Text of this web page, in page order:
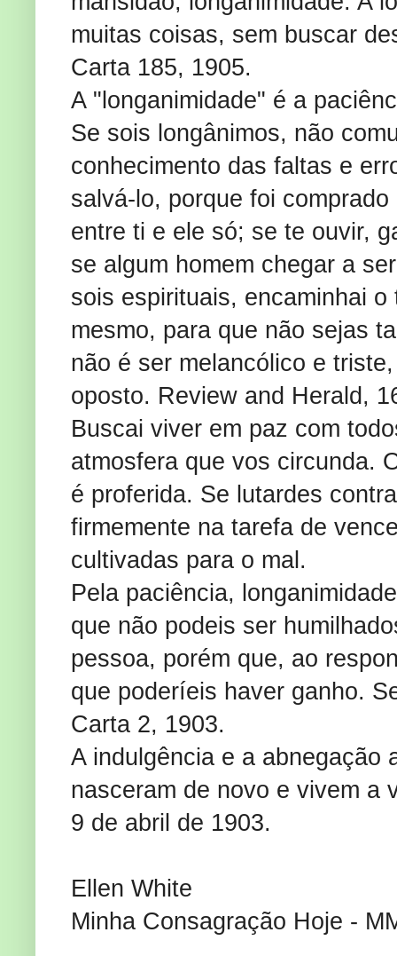
muitas coisas, sem buscar
Carta 185, 1905.
A "longanimidade" é a
Se sois longânimos, não
conhecimento das faltas e
salvá-lo, porque foi
entre ti e ele só; se te ouvir,
se algum homem chegar a
sois espirituais, encaminhai
mesmo, para que não sejas
não é ser melancólico e
oposto. Review and Herald,
Buscai viver em paz com
atmosfera que vos circunda.
é proferida. Se lutardes
firmemente na tarefa de
cultivadas para o mal.
Pela paciência,
que não podeis ser
pessoa, porém que, ao
que poderíeis haver ganho.
Carta 2, 1903.
A indulgência e a abnegação
nasceram de novo e vivem a
9 de abril de 1903.
Ellen White
Minha Consagração Hoje -